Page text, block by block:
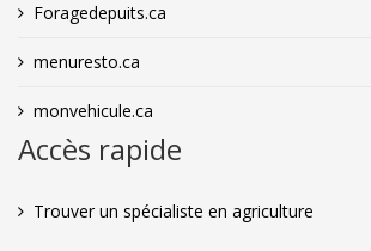
Foragedepuits.ca
menuresto.ca
monvehicule.ca
Accès rapide
Trouver un spécialiste en agriculture